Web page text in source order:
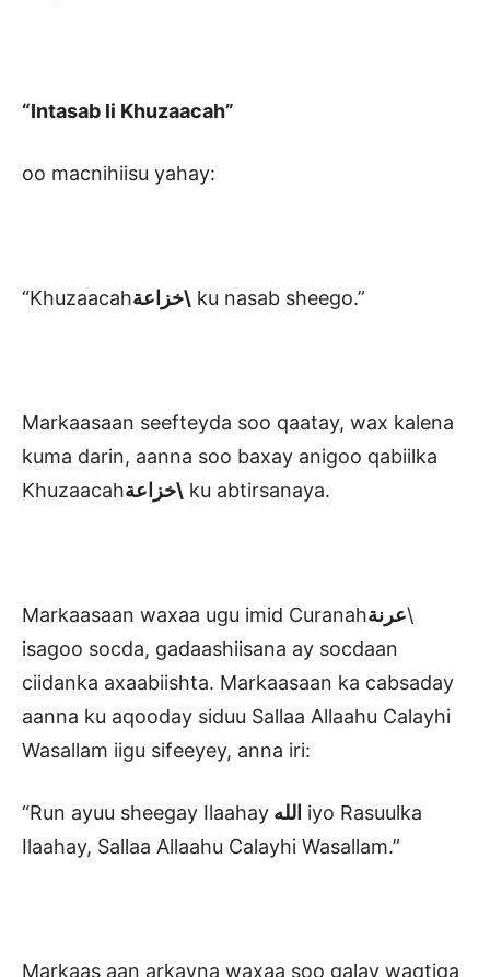
“Intasab li Khuzaacah”
oo macnihiisu yahay:
“Khuzaacah خزاعة\ ku nasab sheego.”
Markaasaan seefteyda soo qaatay, wax kalena
kuma darin, aanna soo baxay anigoo qabiilka
Khuzaacah
خزاعة\ ku abtirsanaya.
Markaasaan waxaa ugu imid Curanahعرنة\
isagoo socda, gadaashiisana ay socdaan
ciidanka axaabiishta. Markaasaan ka cabsaday
aanna ku aqooday siduu Sallaa Allaahu Calayhi
Wasallam iigu sifeeyey, anna iri:
“Run ayuu sheegay Ilaahay الله iyo Rasuulka
Ilaahay, Sallaa Allaahu Calayhi Wasallam.”
Markaas aan arkayna waxaa soo galay waqtiga